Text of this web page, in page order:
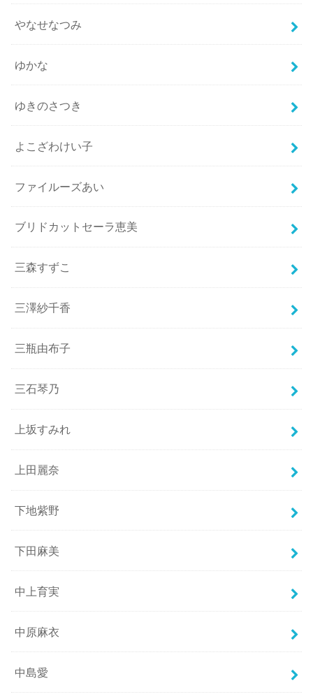
やなせなつみ
ゆかな
ゆきのさつき
よこざわけい子
ファイルーズあい
ブリドカットセーラ恵美
三森すずこ
三澤紗千香
三瓶由布子
三石琴乃
上坂すみれ
上田麗奈
下地紫野
下田麻美
中上育実
中原麻衣
中島愛